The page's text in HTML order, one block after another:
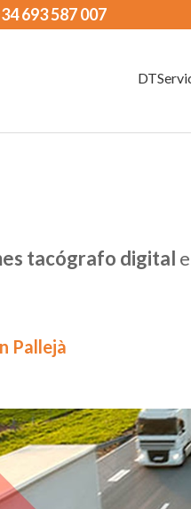
693 587 007
tacógrafo digital
Pallejà